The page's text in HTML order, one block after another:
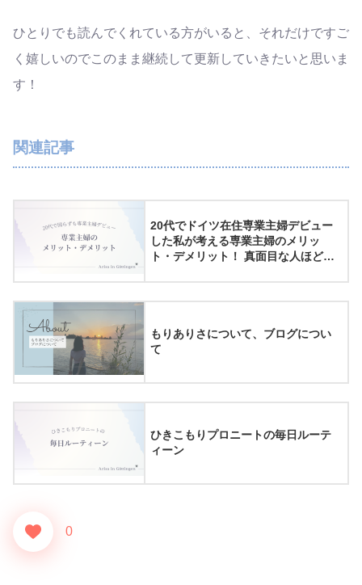
ひとりでも読んでくれている方がいると、それだけですご
く嬉しいのでこのまま継続して更新していきたいと思いま
す！
関連記事
20代でドイツ在住専業主婦デビュー
した私が考える専業主婦のメリッ
ト・デメリット！ 真面目な人ほど陥
もりありさについて、ブログについ
て
ひきこもりプロニートの毎日ルーテ
ィーン
0